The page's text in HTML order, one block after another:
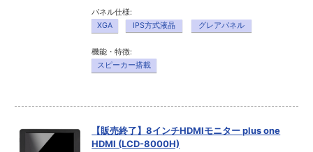
パネル仕様:
XGA
IPS方式液晶 グレアパネル
機能・特徴:
スピーカー搭載
【販売終了】8インチHDMIモニター plus one
HDMI (LCD-8000H)